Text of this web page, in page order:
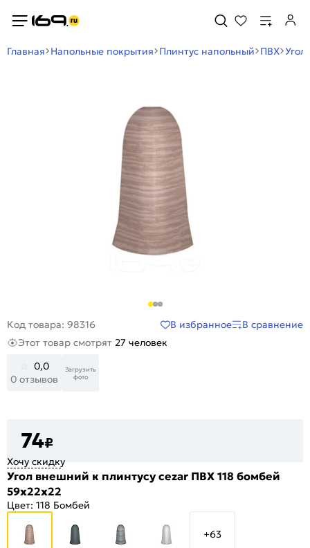
Главная Напольные покрытия Плинтус напольный ПВХ
Код товара: 98316 В избранное
В сравнение
Этот товар смотрят 27 человек
0,0
0 отзывов
Загрузить
фото
74₽
Хочу скидку
Угол внешний к плинтусу cezar ПВХ 118 бомбей
59x22x22
Цвет: 118 Бомбей
+63